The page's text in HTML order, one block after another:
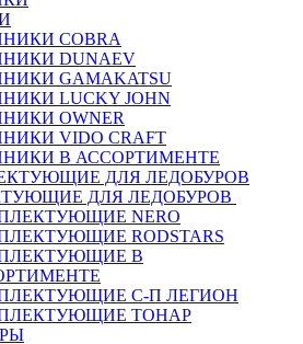
COBRA
DUNAEV
GAMAKATSU
LUCKY JOHN
OWNER
VIDO CRAFT
В АССОРТИМЕНТЕ
ДЛЯ ЛЕДОБУРОВ
NERO
RODSTARS
В
С-П ЛЕГИОН
ТОНАР